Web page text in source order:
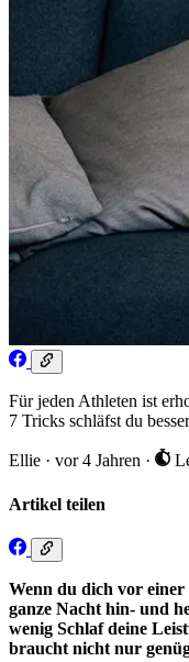
Für jeden Athleten ist
7 Tricks schläfst du
Ellie · vor 4 Jahren ·
Artikel teilen
Wenn du dich vor
ganze Nacht hin- und
wenig Schlaf deine
braucht nicht nur